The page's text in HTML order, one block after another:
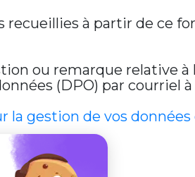
recueillies à partir de ce
ou remarque relative à
(DPO) par courriel à
la gestion de vos